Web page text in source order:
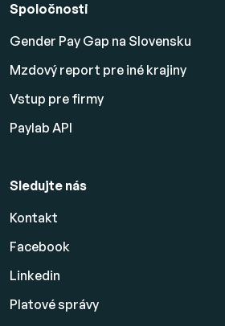
Spoločnosti
Gender Pay Gap na Slovensku
Mzdový report pre iné krajiny
Vstup pre firmy
Paylab API
Sledujte nás
Kontakt
Facebook
Linkedin
Platovésprávy